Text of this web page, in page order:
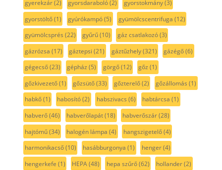
gyerekzár(2) gyorsdaraboló(2) gyorstokmány(3)
gyorstöltő(1) gyúrókampó(5) gyümölcscentrifuga (12)
gyümölcsprés (22) gyűrű(10) gáz csatlakozó(3)
gázrózsa (17) gáztepsi (21) gáztűzhely(321) gázégő(6)
gégecső(23) gépház (5) görgő(12) gőz (1)
gőzkivezető(1) gőzsütő(33) gőzterelő(2) gőzállomás (1)
habkő(1) habosító(2) habszivacs (6) habtárcsa (1)
habverő(46) habverőlapát(18) habverőszár(28)
hajtómű(34) halogén lámpa (4) hangszigetelő(4)
harmonikacső(10) hasábburgonya (1) henger(4)
hengerkefe (1) HEPA(48) hepa szűrő(62) hollander(2)